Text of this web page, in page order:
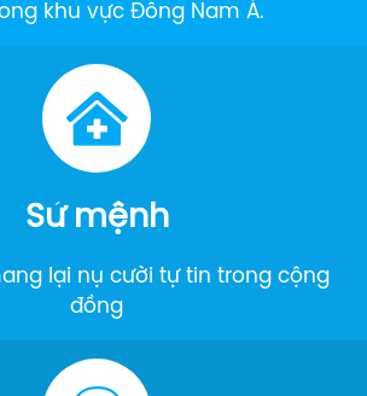
khu vực Đông Nam Á.
Sứ mệnh
lại nụ cười tự tin trong cộng
đồng